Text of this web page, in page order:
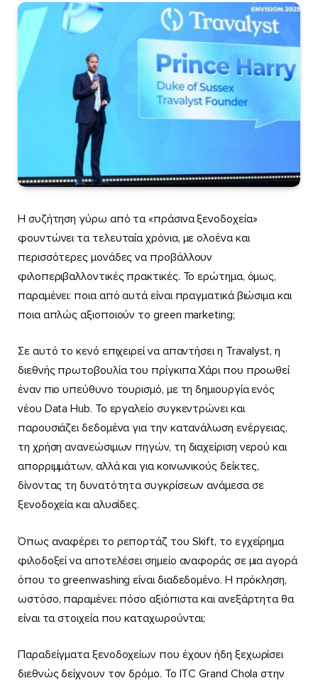
Η συζήτηση γύρω από τα «πράσινα ξενοδοχεία»
φουντώνει τα τελευταία χρόνια, με ολοένα και
περισσότερες μονάδες να προβάλλουν
φιλοπεριβαλλοντικές πρακτικές. Το ερώτημα, όμως,
παραμένει: ποια από αυτά είναι πραγματικά βιώσιμα και
ποια απλώς αξιοποιούν το green marketing;
Σε αυτό το κενό επιχειρεί να απαντήσει η Travalyst, η
διεθνής πρωτοβουλία του πρίγκιπα Χάρι που προωθεί
έναν πιο υπεύθυνο τουρισμό, με τη δημιουργία ενός
νέου Data Hub. Το εργαλείο συγκεντρώνει και
παρουσιάζει δεδομένα για την κατανάλωση ενέργειας,
τη χρήση ανανεώσιμων πηγών, τη διαχείριση νερού και
απορριμμάτων, αλλά και για κοινωνικούς δείκτες,
δίνοντας τη δυνατότητα συγκρίσεων ανάμεσα σε
ξενοδοχεία και αλυσίδες.
Όπως αναφέρει το ρεπορτάζ του Skift, το εγχείρημα
φιλοδοξεί να αποτελέσει σημείο αναφοράς σε μια αγορά
όπου το greenwashing είναι διαδεδομένο. Η πρόκληση,
ωστόσο, παραμένει: πόσο αξιόπιστα και ανεξάρτητα θα
είναι τα στοιχεία που καταχωρούνται;
Παραδείγματα ξενοδοχείων που έχουν ήδη ξεχωρίσει
διεθνώς δείχνουν τον δρόμο. Το ITC Grand Chola στην